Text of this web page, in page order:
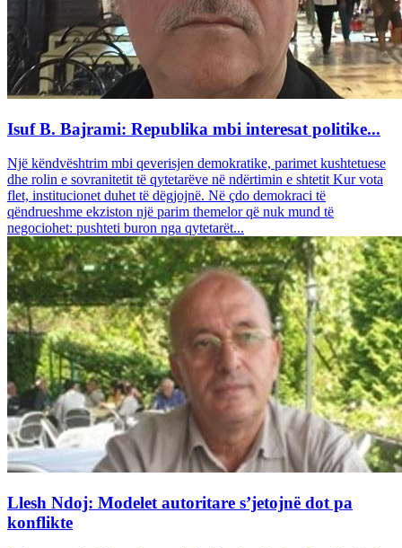
Isuf B. Bajrami: Republika mbi interesat politike...
Një këndvështrim mbi qeverisjen demokratike, parimet kushtetuese
dhe rolin e sovranitetit të qytetarëve në ndërtimin e shtetit Kur vota
flet, institucionet duhet të dëgjojnë. Në çdo demokraci të
qëndrueshme ekziston një parim themelor që nuk mund të
negociohet: pushteti buron nga qytetarët...
Llesh Ndoj: Modelet autoritare s’jetojnë dot pa
konflikte